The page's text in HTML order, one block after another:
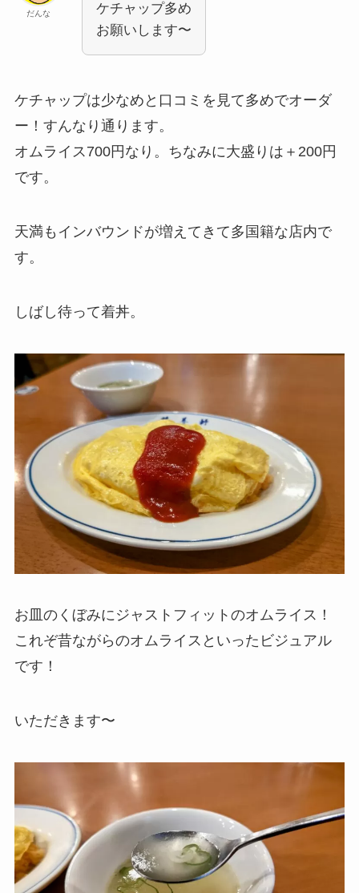
だんな
ケチャップ多め
お願いします〜
ケチャップは少なめと口コミを見て多めでオーダ
ー！すんなり通ります。
オムライス700円なり。ちなみに大盛りは＋200円
です。
天満もインバウンドが増えてきて多国籍な店内で
す。
しばし待って着丼。
お皿のくぼみにジャストフィットのオムライス！
これぞ昔ながらのオムライスといったビジュアル
です！
いただきます〜